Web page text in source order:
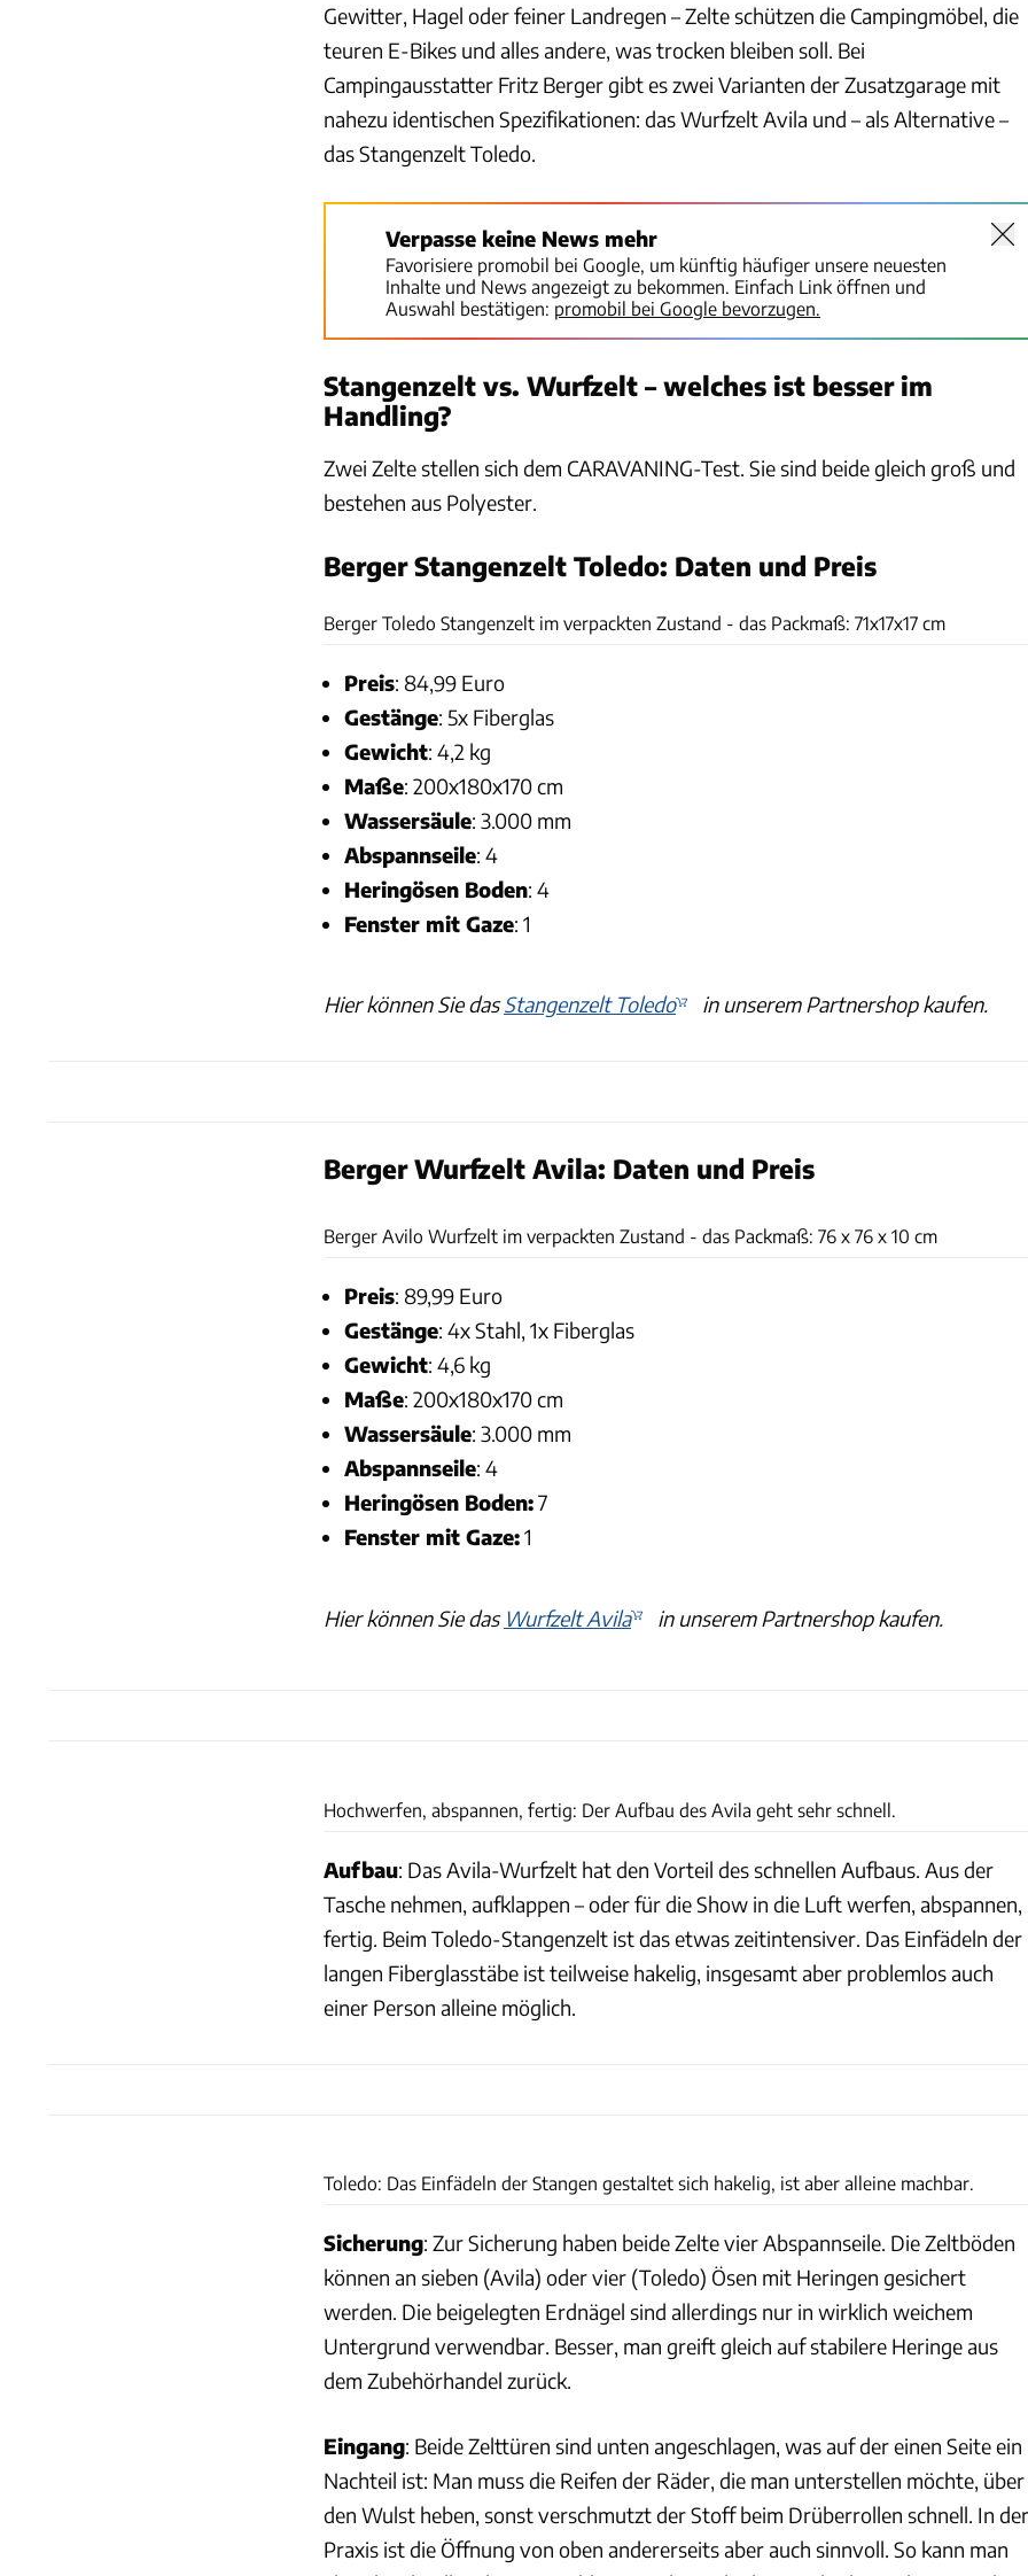
Gewitter, Hagel oder feiner Landregen – Zelte schützen die Campingmöbel, die
teuren E-Bikes und alles andere, was trocken bleiben soll. Bei
Campingausstatter Fritz Berger gibt es zwei Varianten der Zusatzgarage mit
nahezu identischen Spezifikationen: das Wurfzelt Avila und – als Alternative –
das Stangenzelt Toledo.
Verpasse keine News mehr
Favorisiere promobil bei Google, um künftig häufiger unsere neuesten
Inhalte und News angezeigt zu bekommen. Einfach Link öffnen und
Auswahl bestätigen: promobil bei Google bevorzugen.
Stangenzelt vs. Wurfzelt – welches ist besser im
Handling?
Zwei Zelte stellen sich dem CARAVANING-Test. Sie sind beide gleich groß und
bestehen aus Polyester.
Berger Stangenzelt Toledo: Daten und Preis
Berger Toledo Stangenzelt im verpackten Zustand - das Packmaß: 71x17x17 cm
Preis: 84,99 Euro
Gestänge: 5x Fiberglas
Gewicht: 4,2 kg
Maße: 200x180x170 cm
Wassersäule: 3.000 mm
Abspannseile: 4
Heringösen Boden: 4
Fenster mit Gaze: 1
Hier können Sie dasStangenzelt Toledo in unserem Partnershop kaufen.
Berger Wurfzelt Avila: Daten und Preis
Berger Avilo Wurfzelt im verpackten Zustand - das Packmaß: 76 x 76 x 10 cm
Preis: 89,99 Euro
Gestänge: 4x Stahl, 1x Fiberglas
Gewicht: 4,6 kg
Maße: 200x180x170 cm
Wassersäule: 3.000 mm
Abspannseile: 4
Heringösen Boden:7
Fenster mit Gaze:1
Hier können Sie das Wurfzelt Avila in unserem Partnershop kaufen.
Hochwerfen, abspannen, fertig: Der Aufbau des Avila geht sehr schnell.
Aufbau: Das Avila-Wurfzelt hat den Vorteil des schnellen Aufbaus. Aus der
Tasche nehmen, aufklappen – oder für die Show in die Luft werfen, abspannen,
fertig. Beim Toledo-Stangenzelt ist das etwas zeitintensiver. Das Einfädeln der
langen Fiberglasstäbe ist teilweise hakelig, insgesamt aber problemlos auch
einer Person alleine möglich.
Toledo: Das Einfädeln der Stangen gestaltet sich hakelig, ist aber alleine machbar.
Sicherung: Zur Sicherung haben beide Zelte vier Abspannseile. Die Zeltböden
können an sieben (Avila) oder vier (Toledo) Ösen mit Heringen gesichert
werden. Die beigelegten Erdnägel sind allerdings nur in wirklich weichem
Untergrund verwendbar. Besser, man greift gleich auf stabilere Heringe aus
dem Zubehörhandel zurück.
Eingang: Beide Zelttüren sind unten angeschlagen, was auf der einen Seite ein
Nachteil ist: Man muss die Reifen der Räder, die man unterstellen möchte, über
den Wulst heben, sonst verschmutzt der Stoff beim Drüberrollen schnell. In der
Praxis ist die Öffnung von oben andererseits aber auch sinnvoll. So kann man